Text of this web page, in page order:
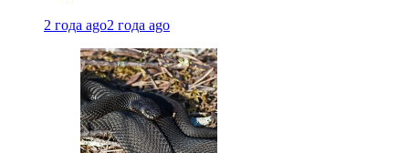
2 года ago2 года ago